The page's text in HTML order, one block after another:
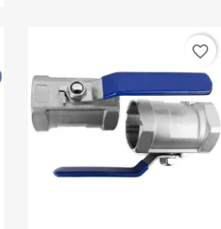
favorite_border